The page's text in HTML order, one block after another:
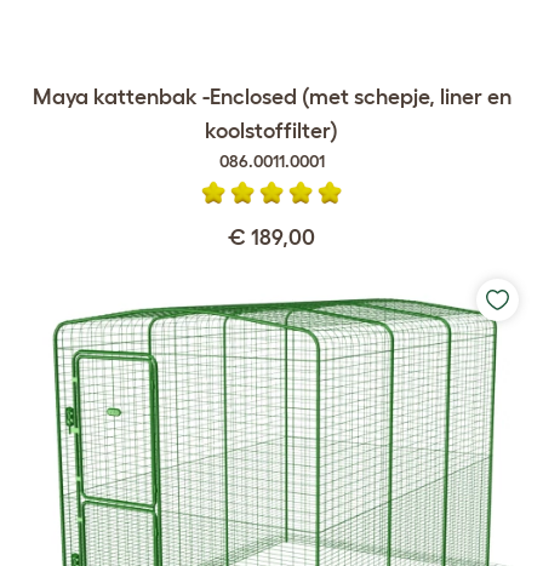
Maya kattenbak -Enclosed (met schepje, liner en
koolstoffilter)
086.0011.0001
€ 189,00